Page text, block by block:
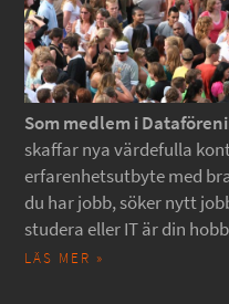
Som medlem i
skaffar nya värdefulla
erfarenhetsutbyte med
du har jobb, söker nytt
studera eller IT är din
LÄS MER »